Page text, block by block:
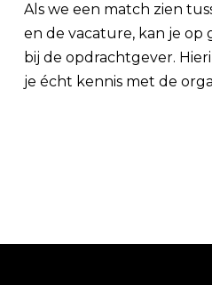
Als we een match zien
en de vacature, kan je op
bij de opdrachtgever.
je écht kennis met de